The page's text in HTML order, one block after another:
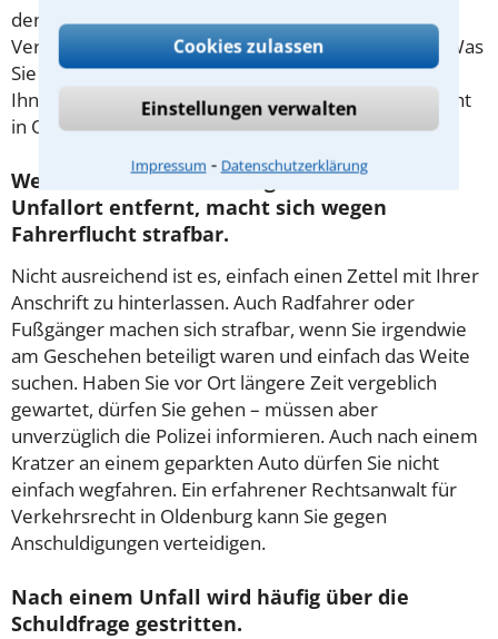
Cookies zulassen
Einstellungen verwalten
Impressum ⁃ Datenschutzerklärung
den Arbeitsplatz – kann das Gericht von der
Verhängung einer solchen Zwangspause absehen. Was
Sie tun können, um ein Verbot abzuwenden, erklärt
Ihnen ein erfahrener Rechtsanwalt für Verkehrsrecht
in Oldenburg.
Wer sich als Unfallbeteiligter einfach vom
Unfallort entfernt, macht sich wegen
Fahrerflucht strafbar.
Nicht ausreichend ist es, einfach einen Zettel mit Ihrer
Anschrift zu hinterlassen. Auch Radfahrer oder
Fußgänger machen sich strafbar, wenn Sie irgendwie
am Geschehen beteiligt waren und einfach das Weite
suchen. Haben Sie vor Ort längere Zeit vergeblich
gewartet, dürfen Sie gehen – müssen aber
unverzüglich die Polizei informieren. Auch nach einem
Kratzer an einem geparkten Auto dürfen Sie nicht
einfach wegfahren. Ein erfahrener Rechtsanwalt für
Verkehrsrecht in Oldenburg kann Sie gegen
Anschuldigungen verteidigen.
Nach einem Unfall wird häufig über die
Schuldfrage gestritten.